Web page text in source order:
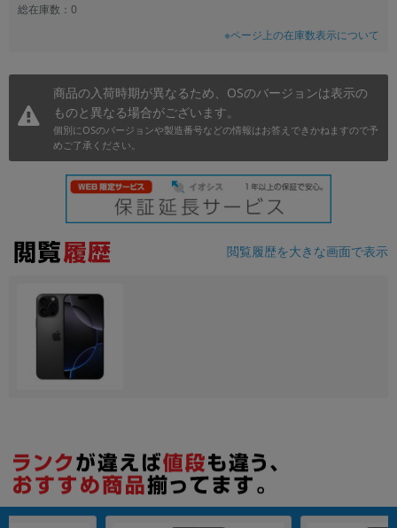
総在庫数：0
※ページ上の在庫数表示について
商品の入荷時期が異なるため、OSのバージョンは表示の
ものと異なる場合がございます。
個別にOSのバージョンや製造番号などの情報はお答えできかねますので予
めご了承ください。
閲覧履歴を大きな画面で表示
年
各項目のチェックボックスは「or検索」となります。
ただし機能別のみ「and検索」となります。